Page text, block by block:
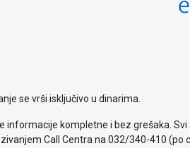
se vrši isključivo u dinarima.
kompletne i bez grešaka.
Call Centra na 032/340-410 (po